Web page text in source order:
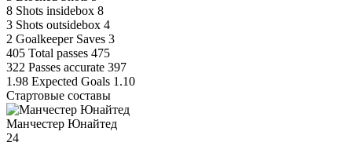
8 Shots insidebox 8
3 Shots outsidebox 4
2 Goalkeeper Saves 3
405 Total passes 475
322 Passes accurate 397
1.98 Expected Goals 1.10
Стартовые составы
Манчестер Юнайтед
24